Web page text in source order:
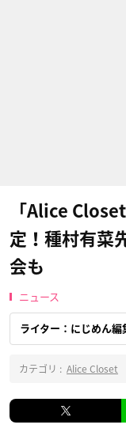
「Alice
定！種村有菜
会も
ニュース
ライター：にじめん編
カテゴリ : Alice Closet